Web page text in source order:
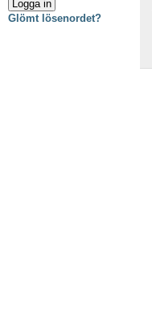
Glömt lösenordet?